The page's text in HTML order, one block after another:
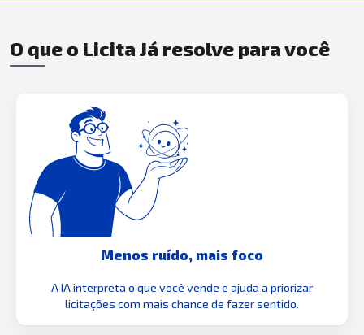
O que o Licita Já resolve para você
Menos ruído, mais foco
A IA interpreta o que você vende e ajuda a priorizar
licitações com mais chance de fazer sentido.